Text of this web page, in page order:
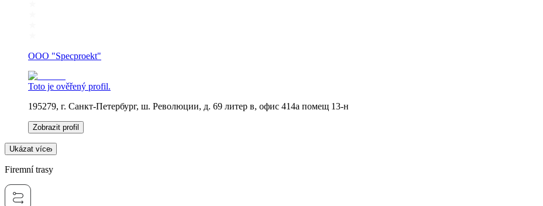
OOO "Specproekt"
Toto je ověřený profil.
195279, г. Санкт-Петербург, ш. Революции, д. 69 литер в, офис 414а помещ 13-н
Zobrazit profil
Ukázat více
Firemní trasy